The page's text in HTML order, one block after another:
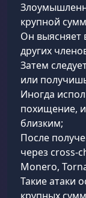
крупной
Он выясняет
других
Затем
или
Иногда
похищение,
близким;
После
через cross-
Monero,
Такие атаки